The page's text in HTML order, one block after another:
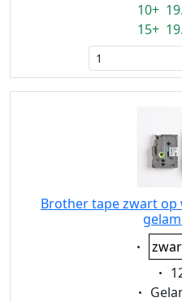
10+
15+
Brother tape zwart op